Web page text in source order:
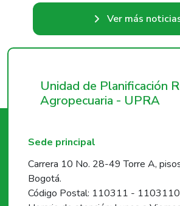
Ver más
Unidad de Planificación
Agropecuaria - UPRA
Sede principal
Carrera 10 No. 28-49 Torre A,
Bogotá.
Código Postal: 110311 -